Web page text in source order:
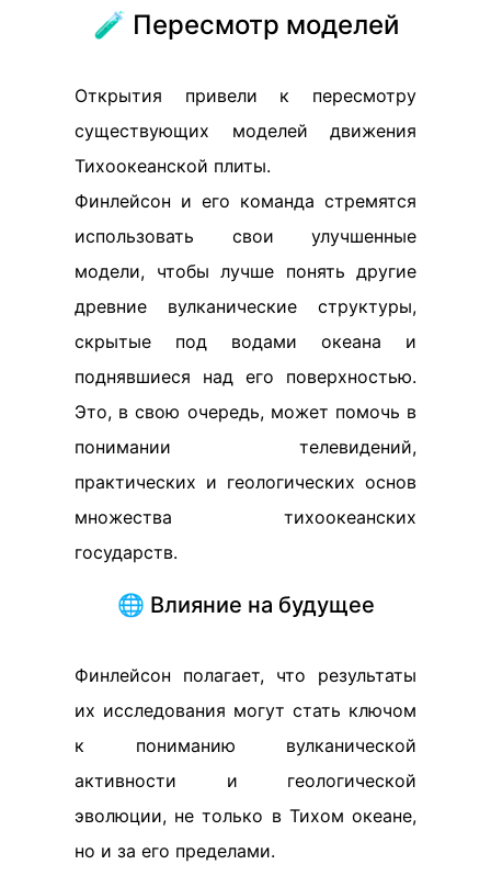
🧪 Пересмотр моделей
Открытия привели к пересмотру
существующих моделей движения
Тихоокеанской плиты.
Финлейсон и его команда стремятся
использовать свои улучшенные
модели, чтобы лучше понять другие
древние вулканические структуры,
скрытые под водами океана и
поднявшиеся над его поверхностью.
Это, в свою очередь, может помочь в
понимании телевидений,
практических и геологических основ
множества тихоокеанских
государств.
🌐 Влияние на будущее
Финлейсон полагает, что результаты
их исследования могут стать ключом
к пониманию вулканической
активности и геологической
эволюции, не только в Тихом океане,
но и за его пределами.